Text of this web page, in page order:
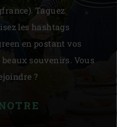
Taguez
les hashtags
en postant vos
souvenirs. Vous
?